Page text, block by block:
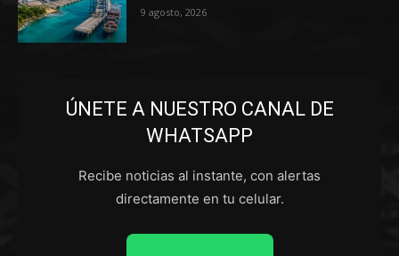
9 agosto, 2026
ÚNETE A NUESTRO CANAL DE
WHATSAPP
Recibe noticias al instante, con alertas
directamente en tu celular.